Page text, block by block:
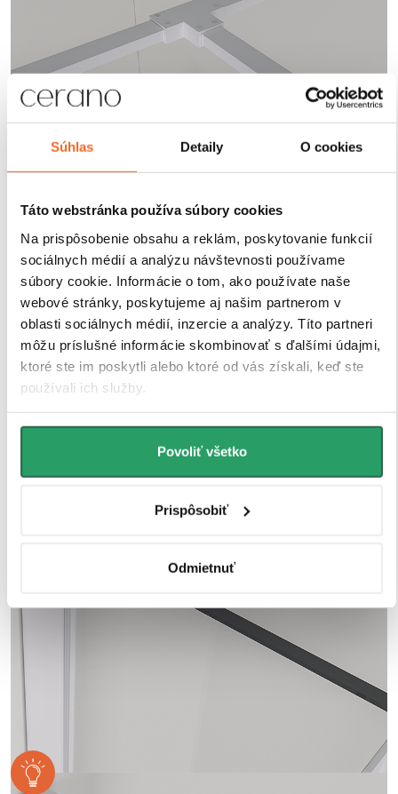
Súhlas Detaily O cookies
Táto webstránka používa súbory cookies
Na prispôsobenie obsahu a reklám, poskytovanie funkcií
sociálnych médií a analýzu návštevnosti používame
súbory cookie. Informácie o tom, ako používate naše
webové stránky, poskytujeme aj našim partnerom v
oblasti sociálnych médií, inzercie a analýzy. Títo partneri
môžu príslušné informácie skombinovať s ďalšími údajmi,
ktoré ste im poskytli alebo ktoré od vás získali, keď ste
používali ich služby.
Povoliť všetko
Prispôsobiť
Odmietnuť
Robustné profily pre
maximálnu stabilitu
Sprchové kúty a zásteny CERANO sú vybavené
odolnými hliníkovými profilmi s výškou 200 cm a
hrúbkou 1,5 cm, ktoré zaisťujúpevné uchytenie skla
a stabilitu celej konštrukcie. Vďakakompenzácii
drobných nerovností stienje inštalácia rýchla, presná
a bez nutnosti ďalších stavebných zásahov.
Antikorózna úprava
aj pri každodennom používaní v náročnom
kúpeľňovom prostredí.